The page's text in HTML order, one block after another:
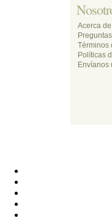
Acerca
Términos
Políticas
Envíanos